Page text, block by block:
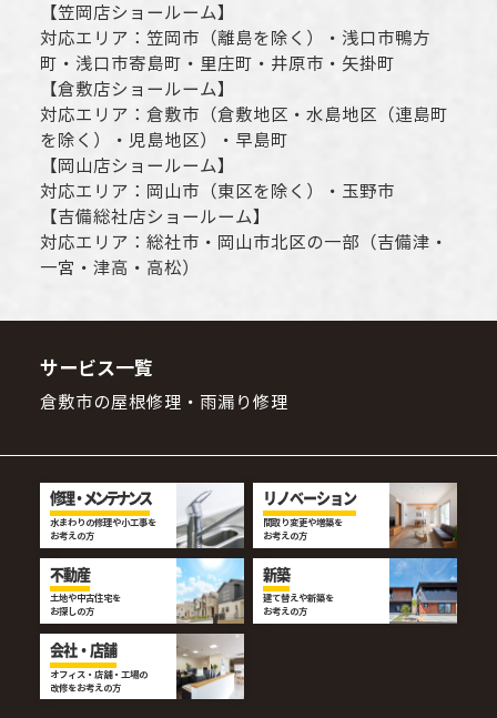
【笠岡店ショールーム】
対応エリア： 笠岡市（離島を除く） ・ 浅口市鴨方
町・ 浅口市寄島町・里庄町・ 井原市 ・矢掛町
【倉敷店ショールーム】
対応エリア： 倉敷市 （倉敷地区・水島地区（連島町
を除く）・児島地区）・早島町
【岡山店ショールーム】
対応エリア： 岡山市 （東区を除く）・玉野市
【吉備総社店ショールーム】
対応エリア： 総社市 ・ 岡山市北区の一部（吉備津・
一宮・津高・高松）
サービス一覧
倉敷市の屋根修理・雨漏り修理
修理・メンテナンス
水まわりの修理や小工事を
お考えの方
リノベーション
間取り変更や増築を
お考えの方
不動産
土地や中古住宅を
お探しの方
新築
建て替えや新築を
お考えの方
会社・店舗
オフィス・店舗・工場の
改修をお考えの方